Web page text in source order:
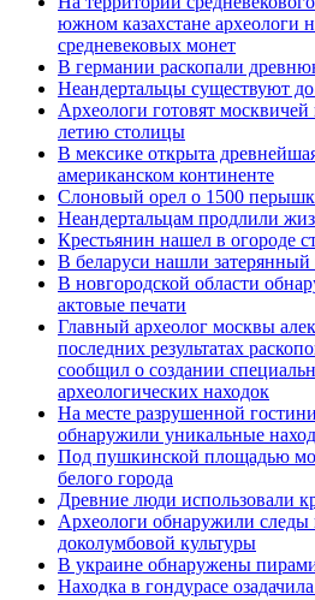
южном казахстане археологи
средневековых монет
В германии раскопали
Неандертальцы существуют
Археологи готовят
летию столицы
В мексике открыта
американском континенте
Слоновый орел о 1500
Неандертальцам продлили
Крестьянин нашел в огороде
В беларуси нашли затерянный
В новгородской области
актовые печати
Главный археолог москвы
последних результатах
сообщил о создании
археологических находок
На месте разрушенной
обнаружили уникальные
Под пушкинской площадью
белого города
Древние люди использовали
Археологи обнаружили следы
доколумбовой культуры
В украине обнаружены
Находка в гондурасе